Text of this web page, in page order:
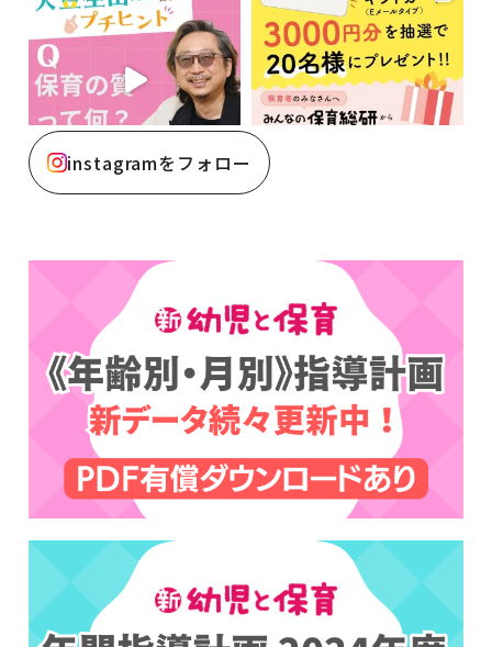
instagramをフォロー